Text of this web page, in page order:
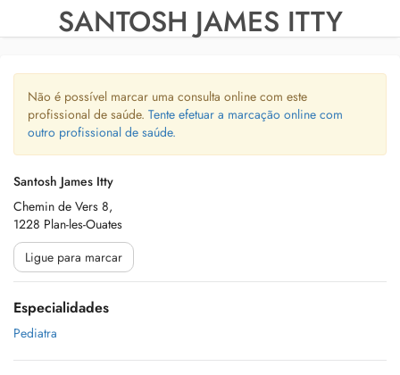
SANTOSH JAMES ITTY
Não é possível marcar uma consulta online com este
profissional de saúde. Tente efetuar a marcação online com
outro profissional de saúde.
Santosh James Itty
Chemin de Vers 8,
1228 Plan-les-Ouates
Ligue para marcar
Especialidades
Pediatra